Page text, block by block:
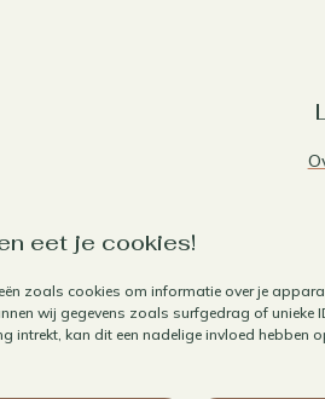
eet je cookies!
zoals cookies om informatie over je
wij gegevens zoals surfgedrag of unieke
intrekt, kan dit een nadelige invloed hebben
Algemene